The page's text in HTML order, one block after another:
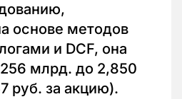
основе методов
и DCF, она
млрд. до 2,850
руб. за акцию).